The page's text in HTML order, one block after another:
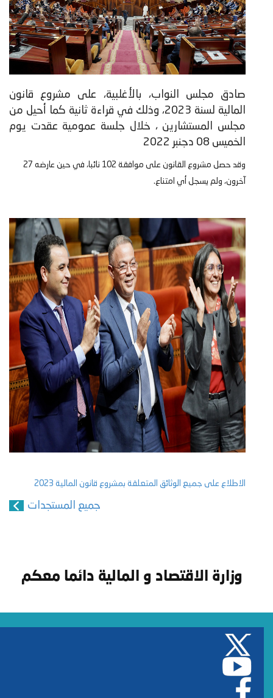
صادق مجلس النواب، بالأغلبية، على مشروع قانون
المالية لسنة 2023، وذلك في قراءة ثانية كما أحيل من
مجلس المستشارين ، خلال جلسة عمومية عقدت يوم
الخميس 08 دجنبر 2022
وقد حصل مشروع القانون على موافقة 102 نائبا، في حين عارضه 27
آخرون، ولم يسجل أي امتناع.
الاطلاع على جميع الوثائق المتعلقة بمشروع قانون المالية 2023
جميع المستجدات
وزارة الاقتصاد و المالية دائما معكم